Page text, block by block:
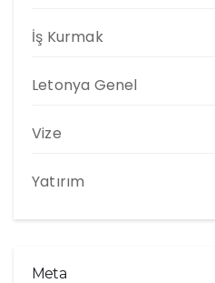
İş Kurmak
Letonya Genel
Vize
Yatırım
Meta